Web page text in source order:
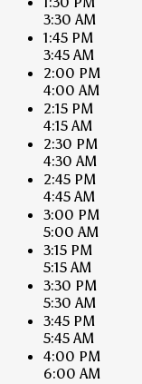
3:30 AM
1:45 PM
3:45 AM
2:00 PM
4:00 AM
2:15 PM
4:15 AM
2:30 PM
4:30 AM
2:45 PM
4:45 AM
3:00 PM
5:00 AM
3:15 PM
5:15 AM
3:30 PM
5:30 AM
3:45 PM
5:45 AM
4:00 PM
6:00 AM